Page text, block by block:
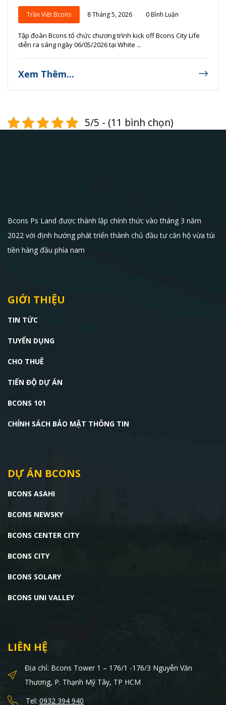
Trần Việt Bcons 8 Tháng 5, 2026 0 Bình Luận
Tập đoàn Bcons tổ chức chương trình kick off Bcons City Life
diễn ra sáng ngày 06/05/2026 tại White ...
Xem Thêm...
5/5 - (11 bình chọn)
Bcons Ps Land được thành lập chính thức vào tháng 3 năm
2022 với định hướng phát triển thành chủ đầu tư căn hộ vừa túi
tiền hàng đầu phía nam
GIỚI THIỆU
TIN TỨC
TUYỂN DỤNG
CHO THUÊ
TIẾN ĐỘ DỰ ÁN
BCONS 101
CHÍNH SÁCH BẢO MẬT THÔNG TIN
DỰ ÁN BCONS
BCONS ASAHI
BCONS NEWSKY
BCONS CENTER CITY
BCONS CITY
BCONS SOLARY
BCONS UNI VALLEY
LIÊN HỆ
Địa chỉ: Bcons Tower 1 – 176/1 -176/3 Nguyễn Văn
Thương, P. Thạnh Mỹ Tây, TP HCM
Tel: 0932 394 940